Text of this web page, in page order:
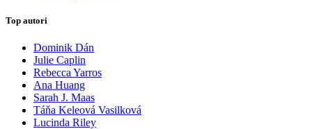
Top autori
Dominik Dán
Julie Caplin
Rebecca Yarros
Ana Huang
Sarah J. Maas
Táňa Keleová Vasilková
Lucinda Riley